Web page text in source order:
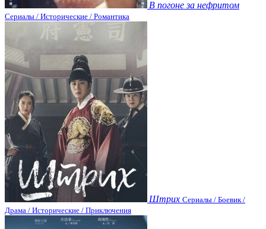
В погоне за нефритом
Сериалы / Исторические / Романтика
Штрих Сериалы / Боевик /
Драма / Исторические / Приключения